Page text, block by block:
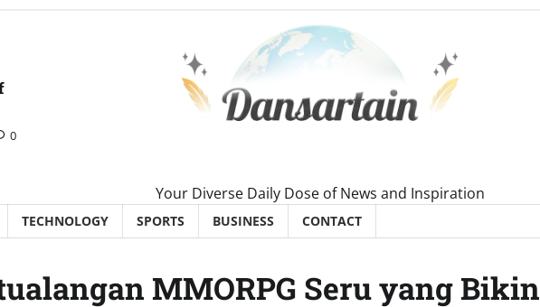
0
Your Diverse Daily Dose of News and Inspiration
TECHNOLOGY SPORTS BUSINESS CONTACT
MMORPG Seru yang Bikin